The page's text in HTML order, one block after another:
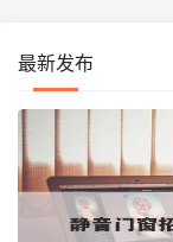
最新发布